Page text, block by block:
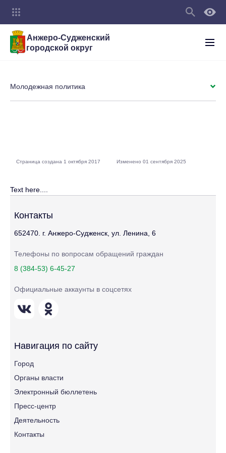
Анжеро-Судженский
городской округ
Text here....
Молодежная политика
Страница создана 1 октября 2017 Изменено 01 сентября 2025
Контакты
652470. г. Анжеро-Судженск, ул. Ленина, 6
Телефоны по вопросам обращений граждан
8 (384-53) 6-45-27
Официальные аккаунты в соцсетях
Навигация по сайту
Город
Органы власти
Электронный бюллетень
Пресс-центр
Деятельность
Контакты